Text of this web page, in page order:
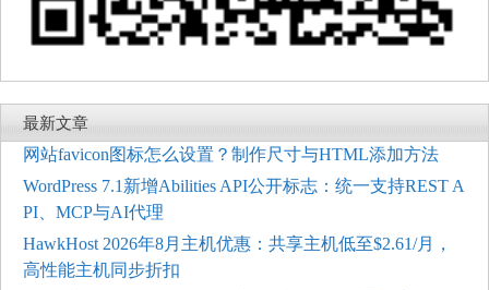
最新文章
网站favicon图标怎么设置？制作尺寸与HTML添加方法
WordPress 7.1新增Abilities API公开标志：统一支持REST A
PI、MCP与AI代理
HawkHost 2026年8月主机优惠：共享主机低至$2.61/月，
高性能主机同步折扣